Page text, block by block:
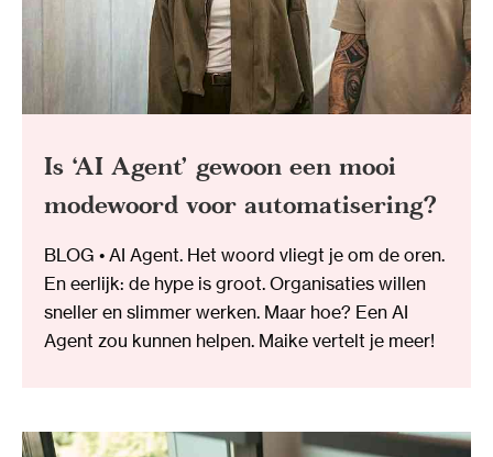
Is ‘AI Agent’ gewoon een mooi
modewoord voor automatisering?
BLOG • AI Agent. Het woord vliegt je om de oren.
En eerlijk: de hype is groot. Organisaties willen
sneller en slimmer werken. Maar hoe? Een AI
Agent zou kunnen helpen. Maike vertelt je meer!